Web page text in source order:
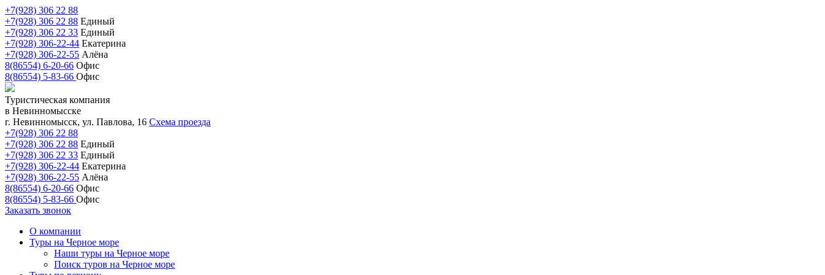
+7(928) 306 22 88
+7(928) 306 22 88 Единый
+7(928) 306 22 33 Единый
+7(928) 306-22-44 Екатерина
+7(928) 306-22-55 Алёна
8(86554) 6-20-66 Офис
8(86554) 5-83-66 Офис
Туристическая компания
в Невинномысске
г. Невинномысск, ул. Павлова, 16 Схема проезда
+7(928) 306 22 88
+7(928) 306 22 88 Единый
+7(928) 306 22 33 Единый
+7(928) 306-22-44 Екатерина
+7(928) 306-22-55 Алёна
8(86554) 6-20-66 Офис
8(86554) 5-83-66 Офис
Заказать звонок
О компании
Туры на Черное море
Наши туры на Черное море
Поиск туров на Черное море